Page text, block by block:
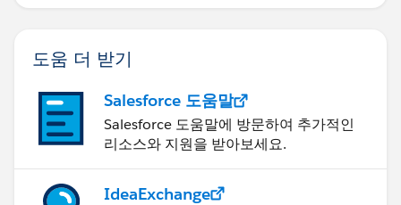
도움 더 받기
Salesforce 도움말
Salesforce 도움말에 방문하여 추가적인
리소스와 지원을 받아보세요.
IdeaExchange